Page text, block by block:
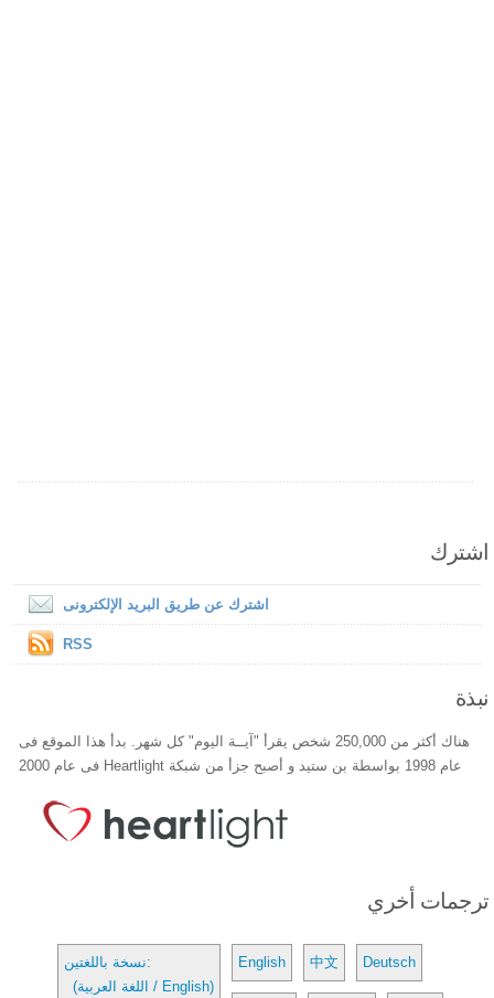
اشترك
اشترك عن طريق البريد الإلكترونى
RSS
نبذة
هناك أكثر من 250,000 شخص يقرأ "آيــة اليوم" كل شهر. بدأ هذا الموقع فى
عام 1998 بواسطة بن ستيد و أصبح جزأ من شبكة Heartlight فى عام 2000
ترجمات أخري
نسخة باللغتين:
(اللغة العربية / English)
English 中文 Deutsch